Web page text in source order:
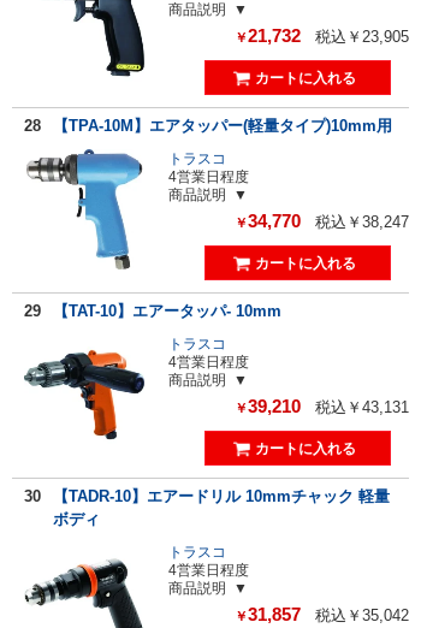
商品説明
￥21,732 税込￥23,905
28 【TPA-10M】エアタッパー(軽量タイプ)10mm用
トラスコ
4営業日程度
商品説明
￥34,770 税込￥38,247
29 【TAT-10】エアータッパ- 10mm
トラスコ
4営業日程度
商品説明
￥39,210 税込￥43,131
30
【TADR-10】エアードリル 10mmチャック 軽量
ボディ
トラスコ
4営業日程度
商品説明
￥31,857 税込￥35,042